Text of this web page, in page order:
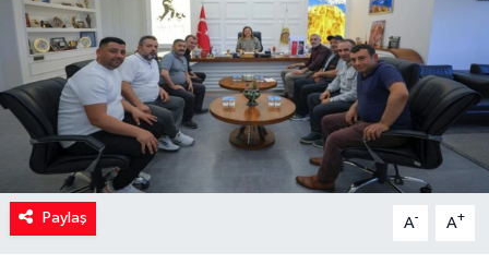
Paylaş A- A+